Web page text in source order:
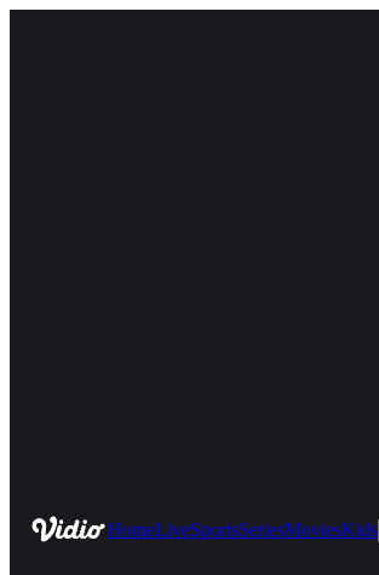
HomeLiveSportsSeriesMoviesKids